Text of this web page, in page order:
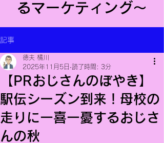
るマーケティング～
記事
【PRおじさんのぼやき】
駅伝シーズン到来！母校の
走りに一喜一憂するおじさ
んの秋
徳夫 橘川
2025年11月5日 読了時間: 3分